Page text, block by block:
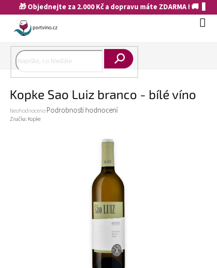
na
🎁 Objednejte za 2.000 Kč a dopravu máte ZDARMA ! 🚚
Kopke Sao Luiz branco - bílé víno
Průměrné
hodnocení
NeohodnocenoPodrobnosti hodnocení
Značka: Kopke